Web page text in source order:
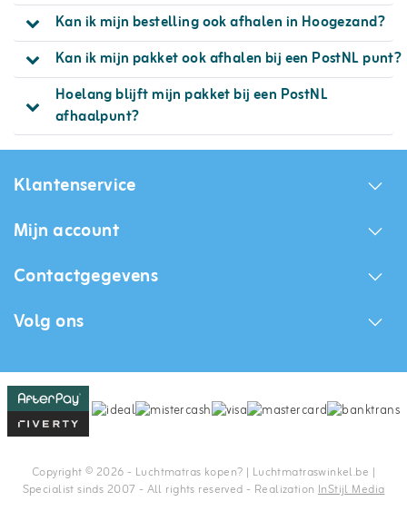
Kan ik mijn bestelling ook afhalen in Hoogezand?
Kan ik mijn pakket ook afhalen bij een PostNL punt?
Hoelang blijft mijn pakket bij een PostNL
afhaalpunt?
Klantenservice
Mijn account
Contactgegevens
Volg ons
Copyright © 2026 - Luchtmatras kopen? | Luchtmatraswinkel.be |
Specialist sinds 2007 - All rights reserved - Realization InStijl Media